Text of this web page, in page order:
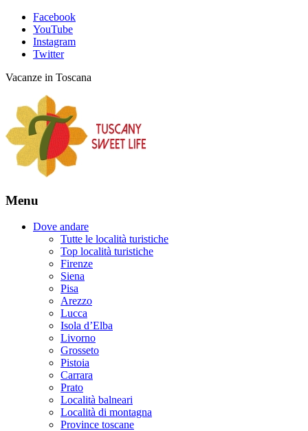
Facebook
YouTube
Instagram
Twitter
Vacanze in Toscana
Menu
Dove andare
Tutte le località turistiche
Top località turistiche
Firenze
Siena
Pisa
Arezzo
Lucca
Isola d’Elba
Livorno
Grosseto
Pistoia
Carrara
Prato
Località balneari
Località di montagna
Province toscane